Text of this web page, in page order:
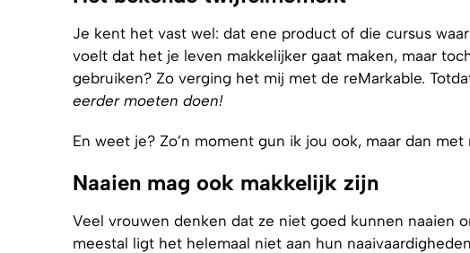
Je kent het vast wel: dat ene product of die cursus
voelt dat het je leven makkelijker gaat maken, maar
gebruiken? Zo verging het mij met de reMarkable.
eerder moeten doen!
En weet je? Zo’n moment gun ik jou ook, maar dan met
Naaien mag ook makkelijk zijn
Veel vrouwen denken dat ze niet goed kunnen naaien
meestal ligt het helemaal niet aan hun